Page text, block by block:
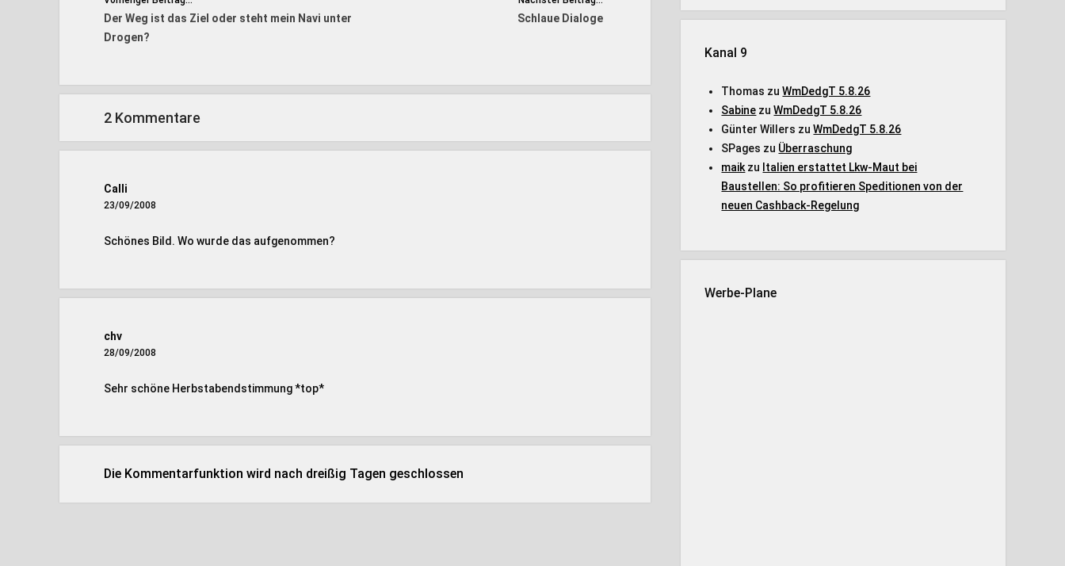
Der Weg ist das Ziel oder steht mein Navi unter
Drogen?
Schlaue Dialoge
2 Kommentare
Calli
23/09/2008
Schönes Bild. Wo wurde das aufgenommen?
chv
28/09/2008
Sehr schöne Herbstabendstimmung *top*
Die Kommentarfunktion wird nach dreißig Tagen geschlossen
Kanal 9
Thomas zuWmDedgT 5.8.26
Sabine zuWmDedgT 5.8.26
Günter Willers zuWmDedgT 5.8.26
SPages zu Überraschung
maik zu Italien erstattet Lkw-Maut bei
Baustellen: So profitieren Speditionen von der
neuen Cashback-Regelung
Werbe-Plane